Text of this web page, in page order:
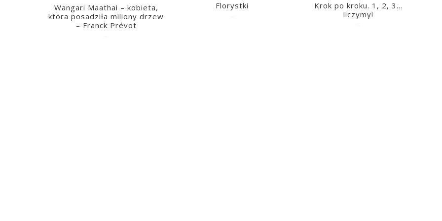
Wangari Maathai – kobieta,
która posadziła miliony drzew
– Franck Prévot
Florystki
Krok po kroku. 1, 2, 3…
liczymy!